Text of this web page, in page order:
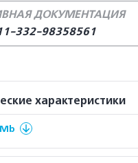
ДОКУМЕНТАЦИЯ
332-98358561
характеристики